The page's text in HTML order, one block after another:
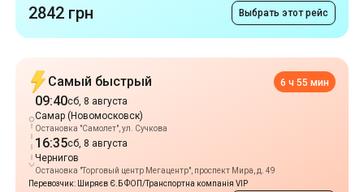
2842 грн Выбрать этот рейс
Самый быстрый 6 ч 55 мин
09:40сб, 8 августа
Самар (Новомосковск)
Остановка "Самолет", ул. Сучкова
16:35сб, 8 августа
Чернигов
Остановка "Торговый центр Мегацентр", проспект Мира, д. 49
Перевозчик: Ширяєв Є.Б ФОП/Транспортна компанія VIP